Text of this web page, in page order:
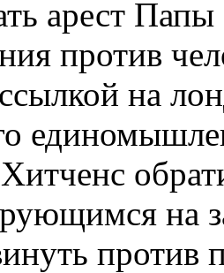
арест
против
на
на
против